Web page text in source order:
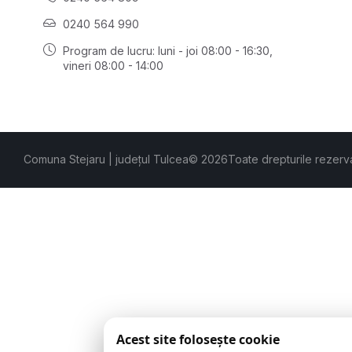
0240 564 990
Program de lucru: luni - joi 08:00 - 16:30,
vineri 08:00 - 14:00
Comuna Stejaru | județul Tulcea© 2026Toate drepturile
Acest site folosește cookie